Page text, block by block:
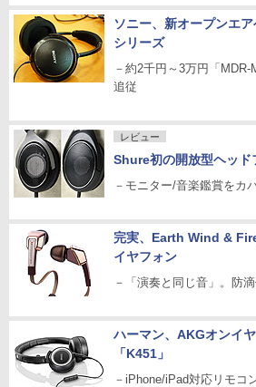
ソニー、新オープンエ
シリーズ
－約2千円～3万円「
追従
レビュー
Shure初の開放型ヘッド
－モニター/音楽鑑賞をカ
完実、Earth Wind &
イヤフォン
－「演奏と同じ音」。防
ハーマン、AKGオンイ
「K451」
－iPhone/iPad対応リモコ